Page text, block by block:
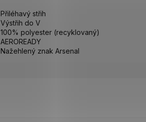
Přiléhavý střih
Výstřih do V
100% polyester (recyklovaný)
AEROREADY
Nažehlený znak Arsenal